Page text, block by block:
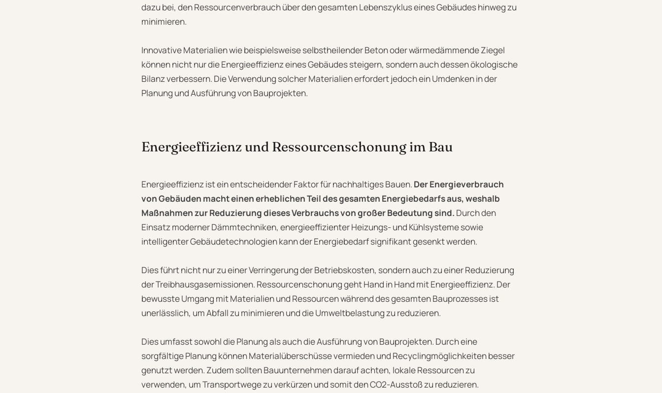
dazu bei, den Ressourcenverbrauch über den gesamten Lebenszyklus eines Gebäudes hinweg zu
minimieren.
Innovative Materialien wie beispielsweise selbstheilender Beton oder wärmedämmende Ziegel
können nicht nur die Energieeffizienz eines Gebäudes steigern, sondern auch dessen ökologische
Bilanz verbessern. Die Verwendung solcher Materialien erfordert jedoch ein Umdenken in der
Planung und Ausführung von Bauprojekten.
Energieeffizienz und Ressourcenschonung im Bau
Energieeffizienz ist ein entscheidender Faktor für nachhaltiges Bauen. Der Energieverbrauch
von Gebäuden macht einen erheblichen Teil des gesamten Energiebedarfs aus, weshalb
Maßnahmen zur Reduzierung dieses Verbrauchs von großer Bedeutung sind. Durch den
Einsatz moderner Dämmtechniken, energieeffizienter Heizungs- und Kühlsysteme sowie
intelligenter Gebäudetechnologien kann der Energiebedarf signifikant gesenkt werden.
Dies führt nicht nur zu einer Verringerung der Betriebskosten, sondern auch zu einer Reduzierung
der Treibhausgasemissionen. Ressourcenschonung geht Hand in Hand mit Energieeffizienz. Der
bewusste Umgang mit Materialien und Ressourcen während des gesamten Bauprozesses ist
unerlässlich, um Abfall zu minimieren und die Umweltbelastung zu reduzieren.
Dies umfasst sowohl die Planung als auch die Ausführung von Bauprojekten. Durch eine
sorgfältige Planung können Materialüberschüsse vermieden und Recyclingmöglichkeiten besser
genutzt werden. Zudem sollten Bauunternehmen darauf achten, lokale Ressourcen zu
verwenden, um Transportwege zu verkürzen und somit den CO2-Ausstoß zu reduzieren.